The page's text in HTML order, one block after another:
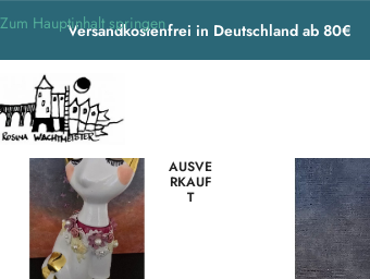
Versandkostenfrei in Deutschland ab 80€
Zum Hauptinhalt springen
/ Exklusives
AUSVE
RKAUF
T